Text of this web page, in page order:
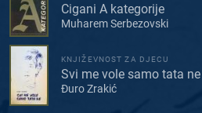
Cigani A kategorije
Muharem Serbezovski
KNJIŽEVNOST ZA DJECU
Svi me vole samo tata ne
Đuro Zrakić